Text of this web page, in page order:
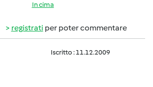
In cima
registrati per poter commentare
Iscritto : 11.12.2009